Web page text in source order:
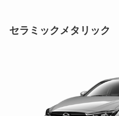
セラミックメタリック